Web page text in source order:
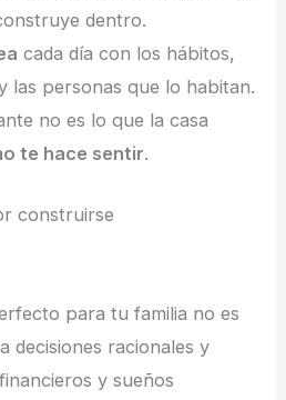
dentro.
cada día con los hábitos,
las personas que lo habitan.
no es lo que la casa
te hace sentir.
construirse
para tu familia no es
decisiones racionales y
y sueños